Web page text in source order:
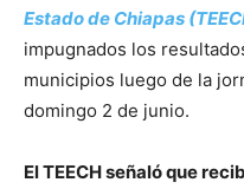
Estado de Chiapas
impugnados los
municipios luego de la
domingo 2 de junio.
El TEECH señaló que